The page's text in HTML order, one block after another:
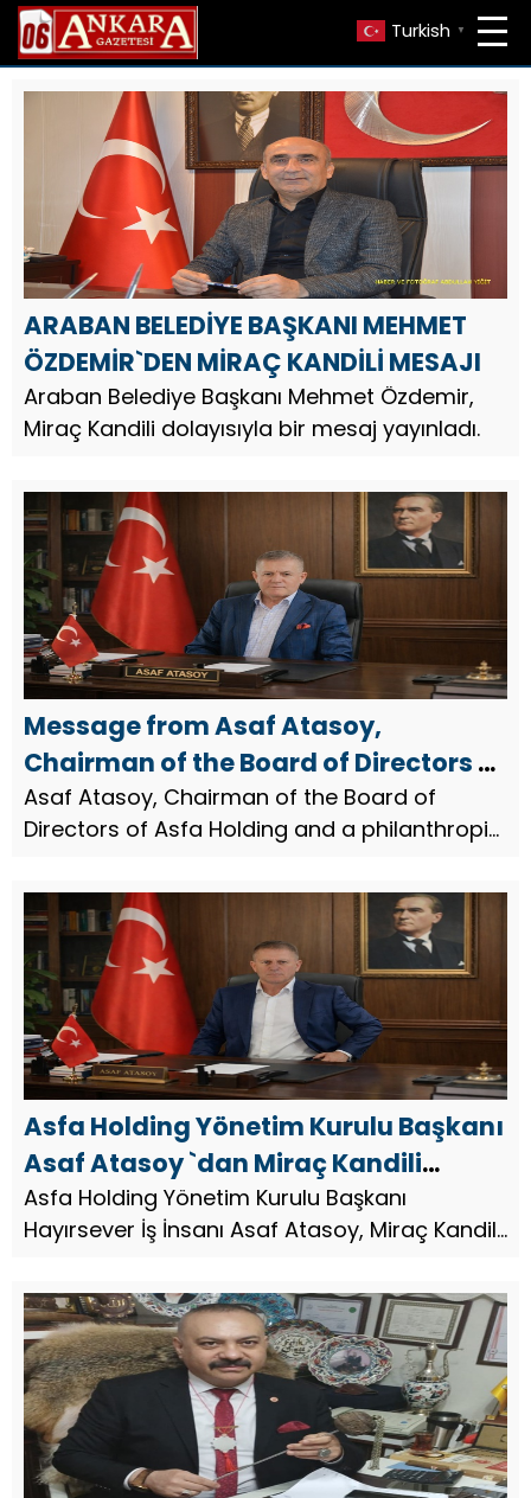
Turkish ▼
ARABAN BELEDİYE BAŞKANI MEHMET
ÖZDEMİR`DEN MİRAÇ KANDİLİ MESAJI
Araban Belediye Başkanı Mehmet Özdemir,
Miraç Kandili dolayısıyla bir mesaj yayınladı.
Message from Asaf Atasoy,
Chairman of the Board of Directors of
Asfa Holding, on the occasion of
Miraj Night
Asaf Atasoy, Chairman of the Board of
Directors of Asfa Holding and a philanthropic
occasion of the Miraj Night.
Asfa Holding Yönetim Kurulu Başkanı
Asaf Atasoy `dan Miraç Kandili
Mesajı
Asfa Holding Yönetim Kurulu Başkanı
Hayırsever İş İnsanı Asaf Atasoy, Miraç Kandili